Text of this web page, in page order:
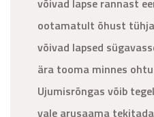
võivad lapse rannast
ootamatult õhust
võivad lapsed
ära tooma minnes
Ujumisrõngas võib
vale arusaama